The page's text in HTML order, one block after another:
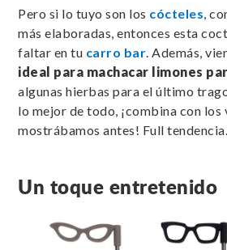
Pero si lo tuyo son los cócteles ,
más elaboradas, entonces esta
faltar en tu carro bar . Además,
ideal para machacar limones
algunas hierbas para el último
lo mejor de todo, ¡combina con los
mostrábamos antes! Full tendencia.
Un toque entretenido